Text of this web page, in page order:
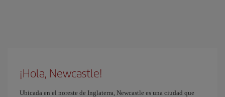
¡Hola, Newcastle!
Ubicada en el noreste de Inglaterra, Newcastle es una ciudad que